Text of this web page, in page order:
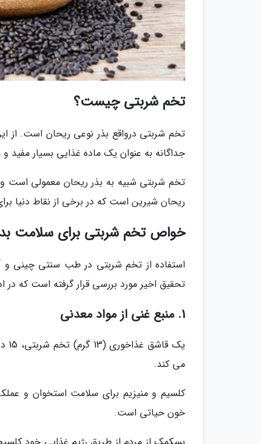
تخم شربتی چیست؟
تخم شربتی درواقع بذر نوعی ریحان است. از
جداگانه به عنوان یک ماده غذایی بسیار
ریحان شیرین است که در برخی از نقاط دنیا
خواص تخم شربتی برای سلامت
استفاده از تخم شربتی در طب سنتی چینی و
تحقیق اخیر مورد بررسی قرار گرفته است که در
1. منبع غنی از مواد معدنی
می کند.
کلسیم و منیزیم برای سلامت استخوان و
خون حیاتی است.